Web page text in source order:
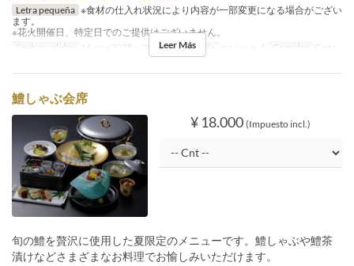
Letra pequeña ※食材の仕入れ状況により内容が一部変更になる場合がござい
ます。
※花火開催日、特定日でのご提供はございません。
Fechas validas
16 nov 2025 ~ 30 nov 2025 Día ma, j, v, s, d Comidas Cena
Leer Más
鱧しゃぶ会席
¥ 18.000 (Impuesto incl.)
旬の鱧を贅沢に使用した夏限定のメニューです。鱧しゃぶや鱧茶
漬けなどさまざまなお料理でお愉しみいただけます。